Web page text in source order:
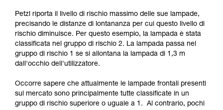
Petzl riporta il livello di rischio massimo delle sue lampade,
precisando le distanze di lontananza per cui questo livello di
rischio diminuisce. Per questo esempio, la lampada è stata
classificata nel gruppo di rischio 2. La lampada passa nel
gruppo di rischio 1 se si allontana la lampada di 1,3 m
dall'occhio dell'utilizzatore.
Occorre sapere che attualmente le lampade frontali presenti
sul mercato sono principalmente tutte classificate in un
gruppo di rischio superiore o uguale a 1. Al contrario, pochi